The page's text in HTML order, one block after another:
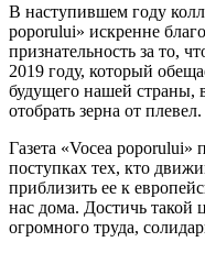
В наступившем году
poporului» искренне
признательность за то,
2019 году, который
будущего нашей стра­ны,
отобрать зерна от плевел.
Газета «Vocea poporului»
поступках тех, кто
приблизить ее к
нас дома. Достичь такой
огромного труда,